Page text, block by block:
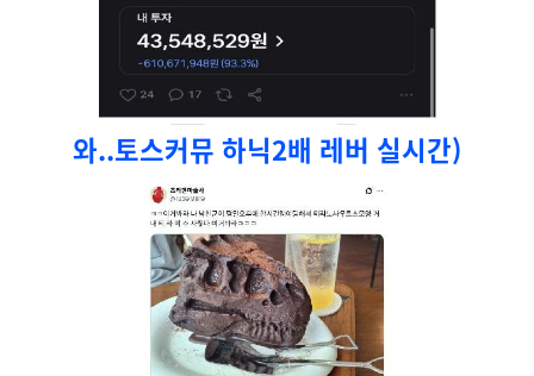
와..토스커뮤 하닉2배 레버 실시간)